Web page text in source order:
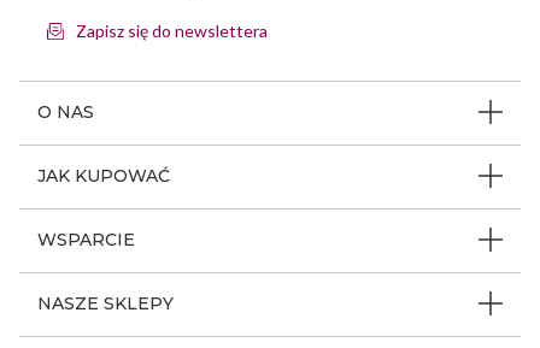
O NAS
Dlaczego FLK
JAK KUPOWAĆ
Polityka prywatności
WSPARCIE
NASZE SKLEPY
Zapisz się do newslettera